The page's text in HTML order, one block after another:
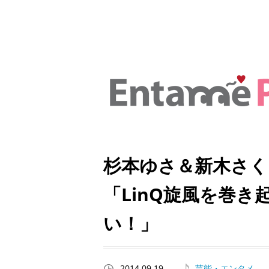
杉本ゆさ＆新木さ
「LinQ旋風を巻き
い！」